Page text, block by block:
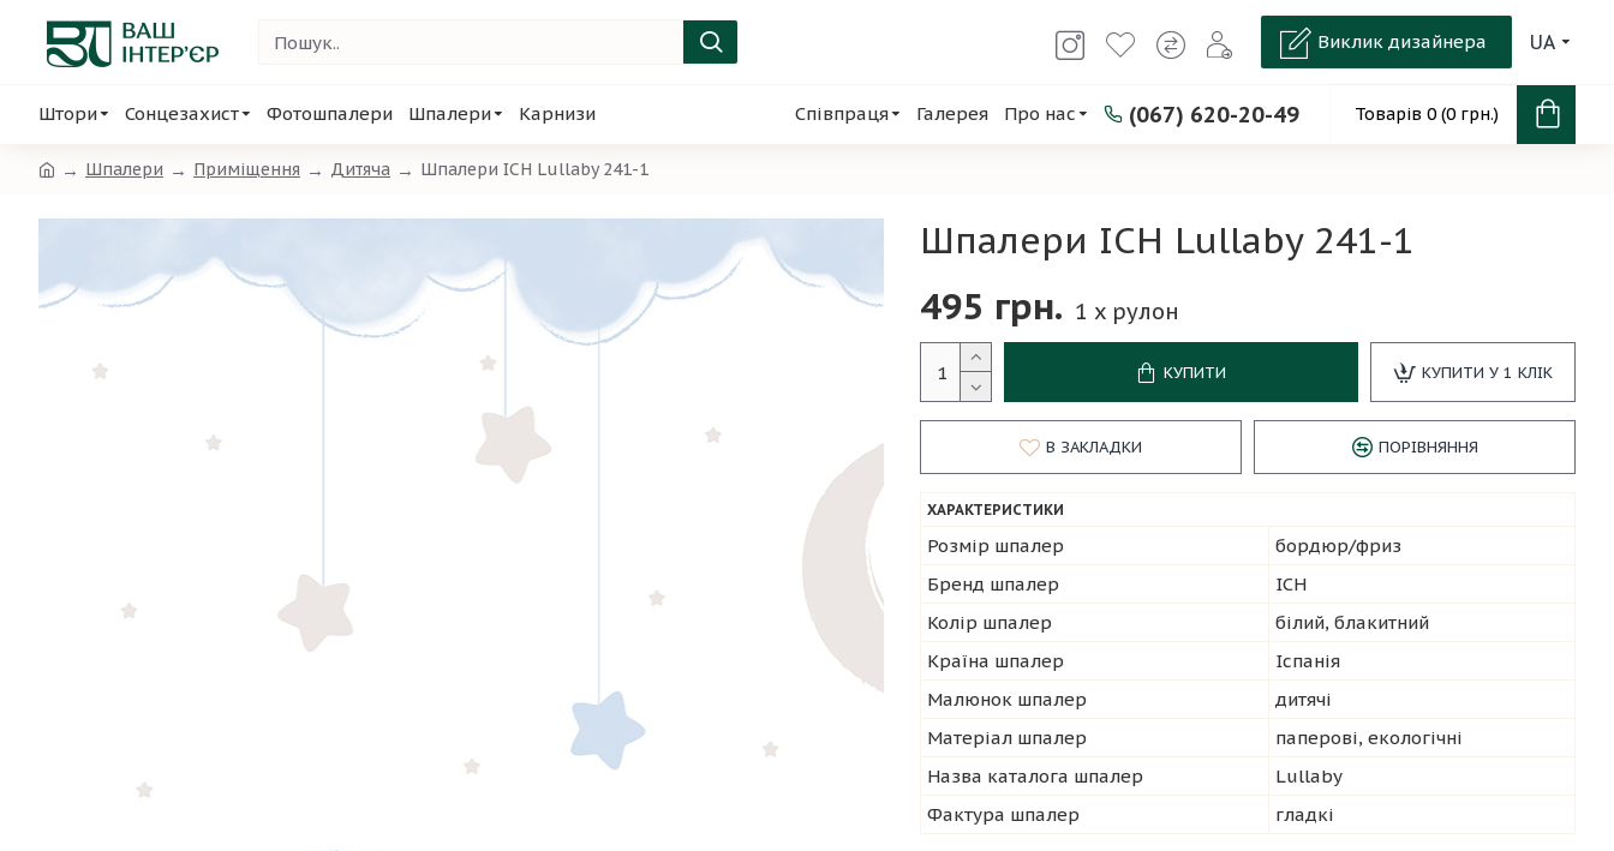
UA
Виклик дизайнера
Штори Сонцезахист Фотошпалери Шпалери Карнизи Співпраця Галерея Про нас (067) 620-20-49 Товарів 0 (0 грн.)
Шпалери Приміщення Дитяча Шпалери ICH Lullaby 241-1
Шпалери ICH Lullaby 241-1
495 грн. 1 x рулон
КУПИТИ КУПИТИ У 1 КЛІК
В ЗАКЛАДКИ ПОРІВНЯННЯ
ХАРАКТЕРИСТИКИ
Розмір шпалер
бордюр/фриз
Бренд шпалер
ICH
Колір шпалер
білий, блакитний
Країна шпалер
Іспанія
Малюнок шпалер
дитячі
Матеріал шпалер
паперові, екологічні
Назва каталога шпалер
Lullaby
Фактура шпалер
гладкі